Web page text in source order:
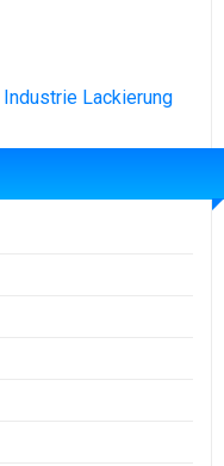
Industrie Lackierung